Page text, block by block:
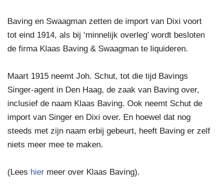
Baving en Swaagman zetten de import van Dixi voort
tot eind 1914, als bij ‘minnelijk overleg’ wordt besloten
de firma Klaas Baving & Swaagman te liquideren.
Maart 1915 neemt Joh. Schut, tot die tijd Bavings
Singer‐agent in Den Haag, de zaak van Baving over,
inclusief de naam Klaas Baving. Ook neemt Schut de
import van Singer en Dixi over. En hoewel dat nog
steeds met zijn naam erbij gebeurt, heeft Baving er zelf
niets meer mee te maken.
(Lees hier meer over Klaas Baving).